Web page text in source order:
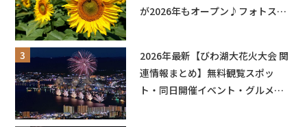
が2026年もオープン♪フォトスポ
2026年最新【びわ湖大花火大会 関
連情報まとめ】無料観覧スポッ
ト・同日開催イベント・グルメマ